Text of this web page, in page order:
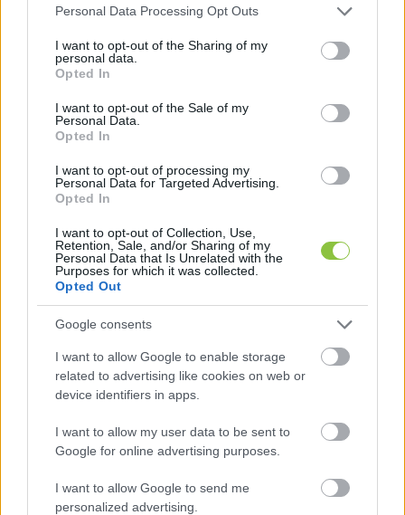
Please note that this website/app uses one or more Google
not limited to your visit or usage behaviour. You may click to
grant or deny consent to Google and its third-party tags to
use your data for below specified purposes in below Google
consent section.
Personal Data Processing Opt Outs
I want to opt-out of the Sharing of my
personal data.
Opted In
I want to opt-out of the Sale of my
Personal Data.
Opted In
I want to opt-out of processing my
Personal Data for Targeted Advertising.
Opted In
I want to opt-out of Collection, Use,
Retention, Sale, and/or Sharing of my
Personal Data that Is Unrelated with the
Purposes for which it was collected.
Opted Out
Google consents
I want to allow Google to enable storage
related to advertising like cookies on web or
device identifiers in apps.
I want to allow my user data to be sent to
Google for online advertising purposes.
I want to allow Google to send me
personalized advertising.
Vízhiány, vízmegtartás, vízpótlás, aszály,
használt szavak. De mi jelenthetné a megoldást
ebben a rendkívüli helyzetben? Hiába születtek
kijelentéseket, érdemi előrelépés mégsem
sem a Homokhátságon. Ahogyan azt a 2025